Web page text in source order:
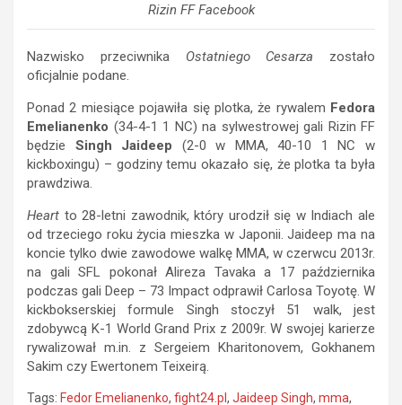
Rizin FF Facebook
Nazwisko przeciwnika Ostatniego Cesarza zostało
oficjalnie podane.
Ponad 2 miesiące pojawiła się plotka, że rywalem Fedora
Emelianenko (34-4-1 1 NC) na sylwestrowej gali Rizin FF
będzie Singh Jaideep (2-0 w MMA, 40-10 1 NC w
kickboxingu) – godziny temu okazało się, że plotka ta była
prawdziwa.
Heart to 28-letni zawodnik, który urodził się w Indiach ale
od trzeciego roku życia mieszka w Japonii. Jaideep ma na
koncie tylko dwie zawodowe walkę MMA, w czerwcu 2013r.
na gali SFL pokonał Alireza Tavaka a 17 października
podczas gali Deep – 73 Impact odprawił Carlosa Toyotę. W
kickbokserskiej formule Singh stoczył 51 walk, jest
zdobywcą K-1 World Grand Prix z 2009r. W swojej karierze
rywalizował m.in. z Sergeiem Kharitonovem, Gokhanem
Sakim czy Ewertonem Teixeirą.
Tags: Fedor Emelianenko, fight24.pl , Jaideep Singh, mma,